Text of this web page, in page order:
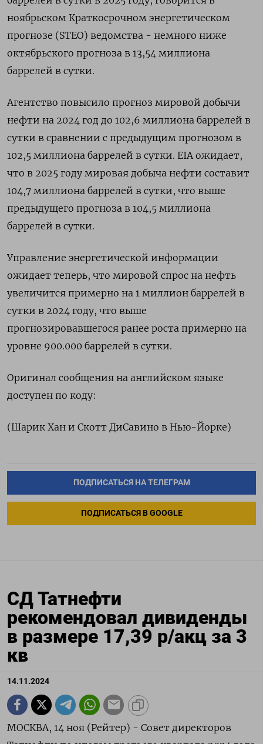
ноябрьском Краткосрочном энергетическом
прогнозе (STEO) ведомства - немного ниже
октябрьского прогноза в 13,54 миллиона
баррелей в сутки.
Агентство повысило прогноз мировой добычи
нефти на 2024 год до 102,6 миллиона баррелей в
сутки в сравнении с предыдущим прогнозом в
102,5 миллиона баррелей в сутки. EIA ожидает,
что в 2025 году мировая добыча нефти составит
104,7 миллиона баррелей в сутки, что выше
предыдущего прогноза в 104,5 миллиона
баррелей в сутки.
Управление энергетической информации
ожидает теперь, что мировой спрос на нефть
увеличится примерно на 1 миллион баррелей в
сутки в 2024 году, что выше
прогнозировавшегося ранее роста примерно на
уровне 900.000 баррелей в сутки.
Оригинал сообщения на английском языке
доступен по коду:
(Шарик Хан и Скотт ДиСавино в Нью-Йорке)
ПОДПИСАТЬСЯ НА ТЕЛЕГРАМ
ПОДПИСАТЬСЯ В GOOGLE
СД Татнефти
рекомендовал дивиденды
в размере 17,39 р/акц за 3
кв
14.11.2024
МОСКВА, 14 ноя (Рейтер) - Совет директоров